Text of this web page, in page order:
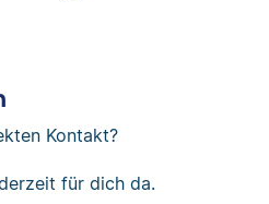
Kontakt?
für dich da.